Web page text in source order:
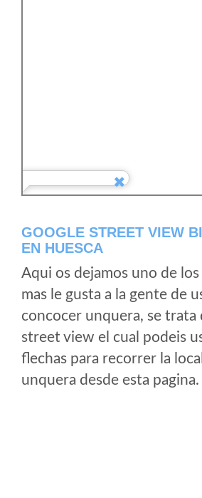
GOOGLE STREET VIEW
EN HUESCA
Aqui os dejamos uno de
mas le gusta a la gente de
concocer unquera, se trata
street view el cual podeis
flechas para recorrer la
unquera desde esta pagina.